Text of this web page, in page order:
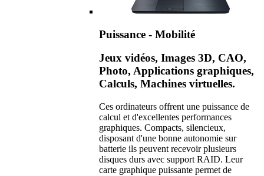
Puissance - Mobilité
Jeux vidéos, Images 3D, CAO,
Photo, Applications graphiques,
Calculs, Machines virtuelles.
Ces ordinateurs offrent une puissance de
calcul et d'excellentes performances
graphiques. Compacts, silencieux,
disposant d'une bonne autonomie sur
batterie ils peuvent recevoir plusieurs
disques durs avec support RAID. Leur
carte graphique puissante permet de